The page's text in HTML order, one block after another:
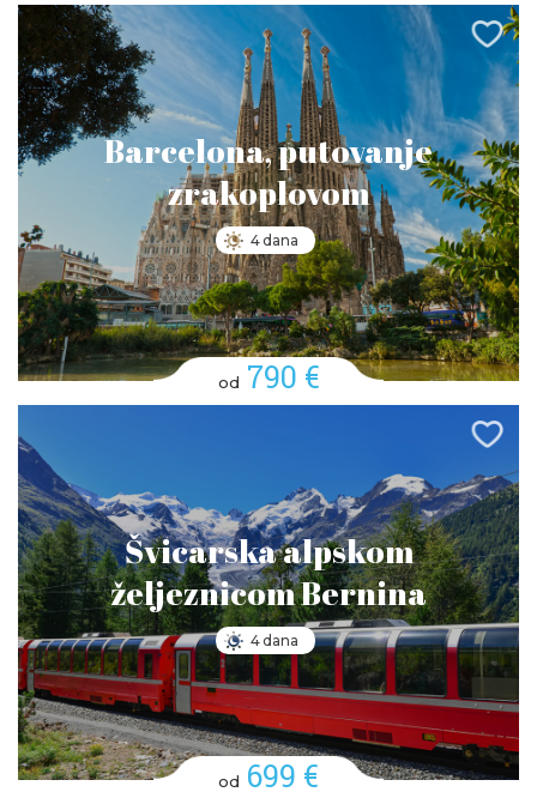
Barcelona, putovanje
zrakoplovom
4 dana
od 790 €
Švicarska alpskom
željeznicom Bernina
4 dana
od 699 €